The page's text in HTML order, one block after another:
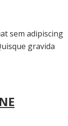
sem adipiscing
gravida